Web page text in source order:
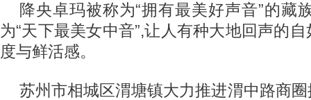
降央卓玛被称为“拥有最美好声音”的藏
为“天下最美女中音”,让人有种大地回声的
度与鲜活感。
苏州市相城区渭塘镇大力推进渭中路商